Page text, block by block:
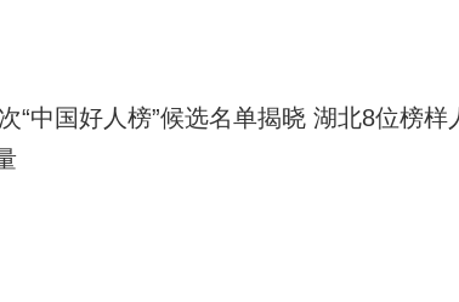
“中国好人榜”候选名单揭晓 湖北8位榜样